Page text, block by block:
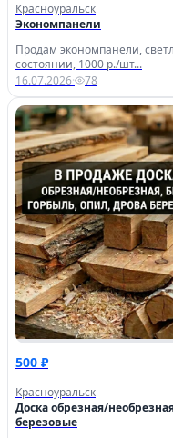
Войти
Красноуральск
Экономпанели
Продам экономпанели,
состоянии, 1000 р./шт...
16.07.2026· 78
500 ₽
Красноуральск
Доска обрезная/
березовые